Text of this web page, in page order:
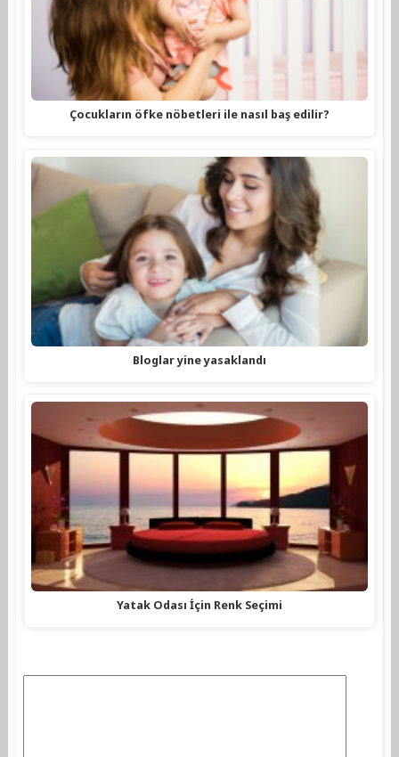
Çocukların öfke nöbetleri ile nasıl baş edilir?
Bloglar yine yasaklandı
Yatak Odası İçin Renk Seçimi